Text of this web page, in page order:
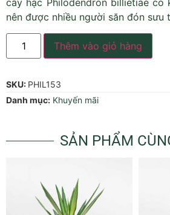
cây hạc Philodendron billietiae có
nên được nhiều người săn đón sưu
Thêm vào giỏ hàng
SKU: PHIL153
Danh mục: Khuyến mãi
SẢN PHẨM